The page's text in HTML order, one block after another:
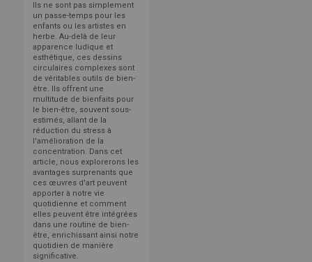
Ils ne sont pas simplement
un passe-temps pour les
enfants ou les artistes en
herbe. Au-delà de leur
apparence ludique et
esthétique, ces dessins
circulaires complexes sont
de véritables outils de bien-
être. Ils offrent une
multitude de bienfaits pour
le bien-être, souvent sous-
estimés, allant de la
réduction du stress à
l'amélioration de la
concentration. Dans cet
article, nous explorerons les
avantages surprenants que
ces œuvres d'art peuvent
apporter à notre vie
quotidienne et comment
elles peuvent être intégrées
dans une routine de bien-
être, enrichissant ainsi notre
quotidien de manière
significative.